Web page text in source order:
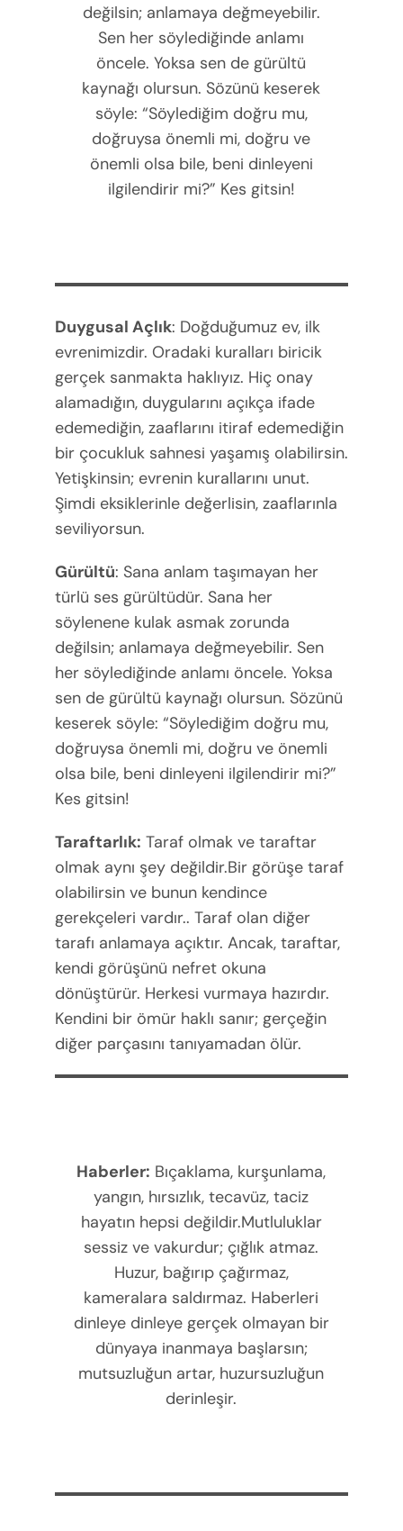
değilsin; anlamaya değmeyebilir.
Sen her söylediğinde anlamı
öncele. Yoksa sen de gürültü
kaynağı olursun. Sözünü keserek
söyle: “Söylediğim doğru mu,
doğruysa önemli mi, doğru ve
önemli olsa bile, beni dinleyeni
ilgilendirir mi?” Kes gitsin!
Duygusal Açlık: Doğduğumuz ev, ilk
evrenimizdir. Oradaki kuralları biricik
gerçek sanmakta haklıyız. Hiç onay
alamadığın, duygularını açıkça ifade
edemediğin, zaaflarını itiraf edemediğin
bir çocukluk sahnesi yaşamış olabilirsin.
Yetişkinsin; evrenin kurallarını unut.
Şimdi eksiklerinle değerlisin, zaaflarınla
seviliyorsun.
Gürültü: Sana anlam taşımayan her
türlü ses gürültüdür. Sana her
söylenene kulak asmak zorunda
değilsin; anlamaya değmeyebilir. Sen
her söylediğinde anlamı öncele. Yoksa
sen de gürültü kaynağı olursun. Sözünü
keserek söyle: “Söylediğim doğru mu,
doğruysa önemli mi, doğru ve önemli
olsa bile, beni dinleyeni ilgilendirir mi?”
Kes gitsin!
Taraftarlık: Taraf olmak ve taraftar
olmak aynı şey değildir.Bir görüşe taraf
olabilirsin ve bunun kendince
gerekçeleri vardır.. Taraf olan diğer
tarafı anlamaya açıktır. Ancak, taraftar,
kendi görüşünü nefret okuna
dönüştürür. Herkesi vurmaya hazırdır.
Kendini bir ömür haklı sanır; gerçeğin
diğer parçasını tanıyamadan ölür.
Haberler: Bıçaklama, kurşunlama,
yangın, hırsızlık, tecavüz, taciz
hayatın hepsi değildir.Mutluluklar
sessiz ve vakurdur; çığlık atmaz.
Huzur, bağırıp çağırmaz,
kameralara saldırmaz. Haberleri
dinleye dinleye gerçek olmayan bir
dünyaya inanmaya başlarsın;
mutsuzluğun artar, huzursuzluğun
derinleşir.